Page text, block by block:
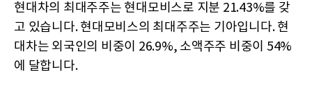
현대차의 최대주주는 현대모비스로 지분 21.43%를 갖
고 있습니다. 현대모비스의 최대주주는 기아입니다. 현
대차는 외국인의 비중이 26.9%, 소액주주 비중이 54%
에 달합니다.